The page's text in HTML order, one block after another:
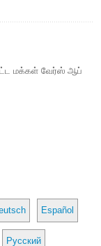
மக்கள் வேர்ஸ் ஆப்
Español
Русский